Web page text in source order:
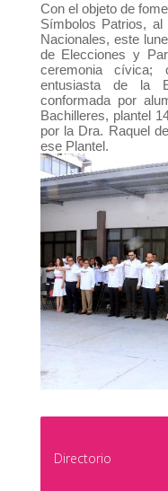
Con el objeto de
Símbolos Patrios,
Nacionales, este
de Elecciones y
ceremonia cívica;
entusiasta de la
conformada por
Bachilleres, plantel
por la Dra. Raquel
ese Plantel.
Directorio